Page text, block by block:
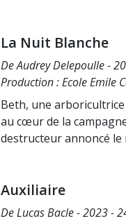
La Nuit Blanche
De Audrey Delepoulle -
Production : Ecole Emile
Beth, une
au cœur de la
destructeur annoncé le
Auxiliaire
De Lucas Bacle - 2023 -